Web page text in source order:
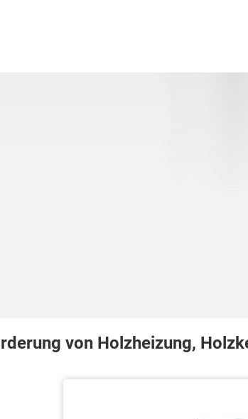
von Holzheizung,